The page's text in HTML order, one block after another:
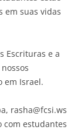
em suas vidas
Escrituras e a
em Israel.
rasha@fcsi.ws
com estudantes